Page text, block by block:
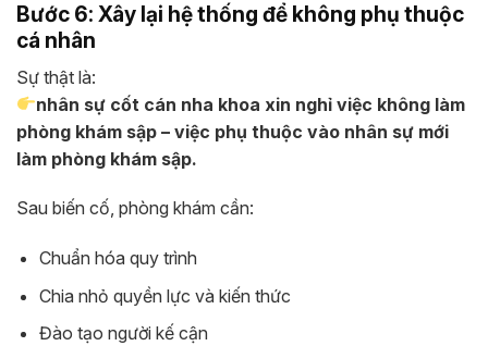
Bước 6: Xây lại hệ thống để không phụ thuộc
cá nhân
Sự thật là:
nhân sự cốt cán nha khoa xin nghỉ việc không làm
phòng khám sập – việc phụ thuộc vào nhân sự mới
làm phòng khám sập.
Sau biến cố, phòng khám cần:
Chuẩn hóa quy trình
Chia nhỏ quyền lực và kiến thức
Đào tạo người kế cận